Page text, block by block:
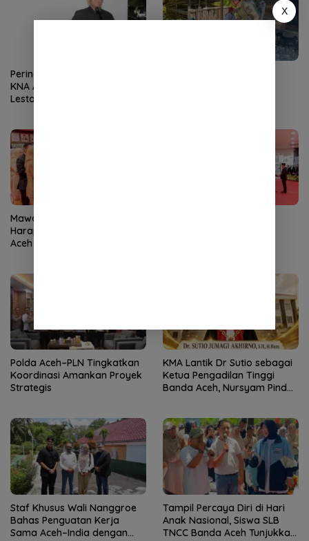
Peringati Hari Didong, Ketua
KNA Ajak Masyarakat
Lestarikan Budaya Gayo
Mawardi Nur Pimpin BPMA:
Harapan Baru Industri Migas
Aceh
Polda Aceh–PLN Tingkatkan
Koordinasi Amankan Proyek
Strategis
KMA Lantik Dr Sutio sebagai
Ketua Pengadilan Tinggi
Banda Aceh, Nursyam Pindah
Staf Khusus Wali Nanggroe
Bahas Penguatan Kerja
Sama Aceh–India dengan
Tampil Percaya Diri di Hari
Anak Nasional, Siswa SLB
TNCC Banda Aceh Tunjukkan
X